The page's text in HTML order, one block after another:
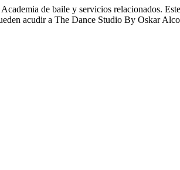
de baile y servicios relacionados.
acudir a The Dance Studio By Oskar